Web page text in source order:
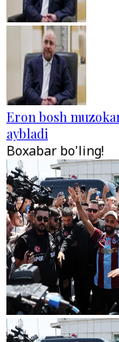
Eron bosh
aybladi
Boxabar bo'ling!